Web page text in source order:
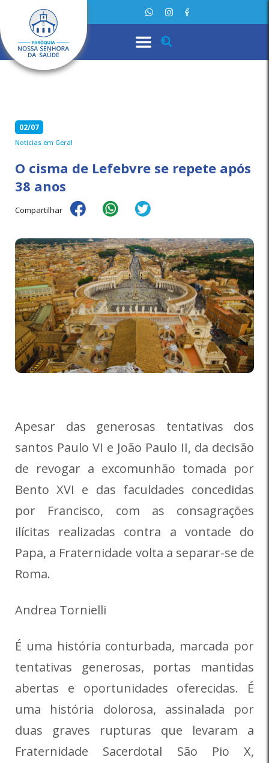
02/07
Notícias em Geral
O cisma de Lefebvre se repete após
38 anos
Compartilhar
Apesar das generosas tentativas dos
santos Paulo VI e João Paulo II, da decisão
de revogar a excomunhão tomada por
Bento XVI e das faculdades concedidas
por Francisco, com as consagrações
ilícitas realizadas contra a vontade do
Papa, a Fraternidade volta a separar-se de
Roma.
Andrea Tornielli
É uma história conturbada, marcada por
tentativas generosas, portas mantidas
abertas e oportunidades oferecidas. É
uma história dolorosa, assinalada por
duas graves rupturas que levaram a
Fraternidade Sacerdotal São Pio X,